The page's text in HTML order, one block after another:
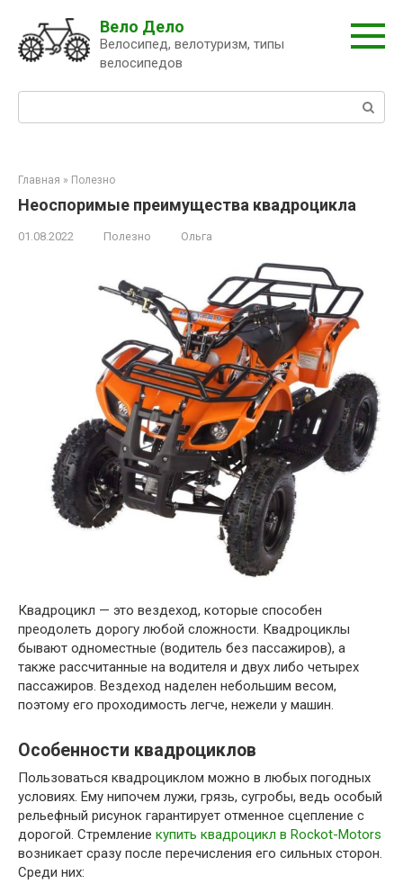
контенту
Вело Дело
Велосипед, велотуризм, типы
велосипедов
Главная » Полезно
Неоспоримые преимущества квадроцикла
01.08.2022 Полезно Ольга
Квадроцикл — это вездеход, которые способен
преодолеть дорогу любой сложности. Квадроциклы
бывают одноместные (водитель без пассажиров), а
также рассчитанные на водителя и двух либо четырех
пассажиров. Вездеход наделен небольшим весом,
поэтому его проходимость легче, нежели у машин.
Особенности квадроциклов
Пользоваться квадроциклом можно в любых погодных
условиях. Ему нипочем лужи, грязь, сугробы, ведь особый
рельефный рисунок гарантирует отменное сцепление с
дорогой. Стремление купить квадроцикл в Rockot-Motors
возникает сразу после перечисления его сильных сторон.
Среди них: